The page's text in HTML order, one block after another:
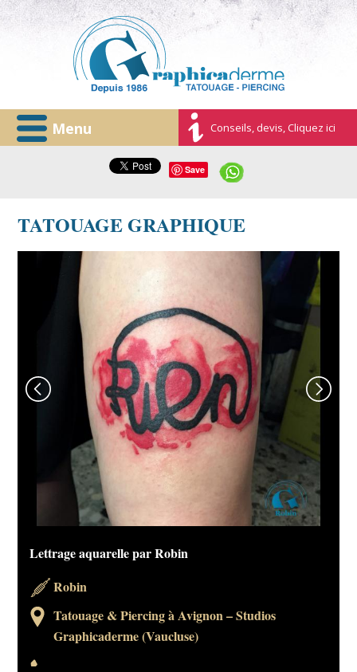
Menu Conseils, devis, Cliquez ici
Save
TATOUAGE GRAPHIQUE
graphicaderme-avignon-tatouage-aquarelle-lettrage-
tattoo.jpg
Lettrage aquarelle par Robin
Robin
Tatouage & Piercing à Avignon – Studios
Graphicaderme (Vaucluse)